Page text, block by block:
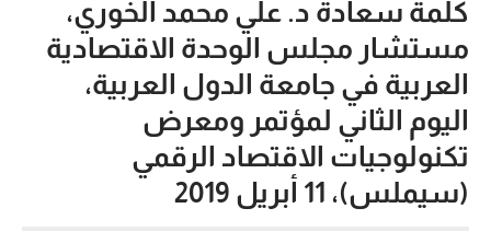
كلمة سعادة د. علي محمد الخوري،
مستشار مجلس الوحدة الاقتصادية
العربية في جامعة الدول العربية،
اليوم الثاني لمؤتمر ومعرض
تكنولوجيات الاقتصاد الرقمي
(سيملس)، 11 أبريل 2019